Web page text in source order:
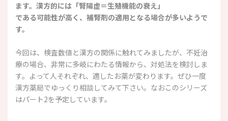
ます。漢方的には「腎陽虚＝生殖機能の衰え」
である可能性が高く、補腎剤の適用となる場合が多いようで
す。
今回は、検査数値と漢方の関係に触れてみましたが、不妊治
療の場合、非常に多岐にわたる情報から、対処法を検討しま
す。よって人それぞれ、適したお薬が変わります。ぜひ一度
漢方薬局でゆっくり相談してみて下さい。なおこのシリーズ
はパート2を予定しています。